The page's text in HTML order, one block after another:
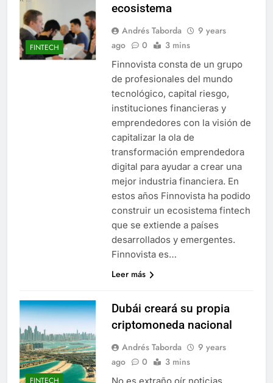
FINTECH
ecosistema
Andrés Taborda
9 years
ago
0 3 mins
Finnovista consta de un grupo
de profesionales del mundo
tecnológico, capital riesgo,
instituciones financieras y
emprendedores con la visión de
capitalizar la ola de
transformación emprendedora
digital para ayudar a crear una
mejor industria financiera. En
estos años Finnovista ha podido
construir un ecosistema fintech
que se extiende a países
desarrollados y emergentes.
Finnovista es…
Leer más
Dubái creará su propia
criptomoneda nacional
Andrés Taborda
9 years
ago
0 3 mins